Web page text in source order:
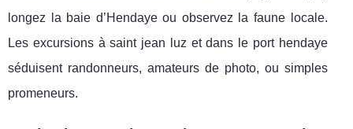
longez la baie d’Hendaye ou observez la faune locale.
Les excursions à saint jean luz et dans le port hendaye
séduisent randonneurs, amateurs de photo, ou simples
promeneurs.